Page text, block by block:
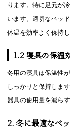
ります。特に足元が
います。適切なベッ
体温を効率よく保持
1.2 寝具の保温
冬用の寝具は保温性
しっかりと保持しま
器具の使用量を減ら
2. 冬に最適なベ